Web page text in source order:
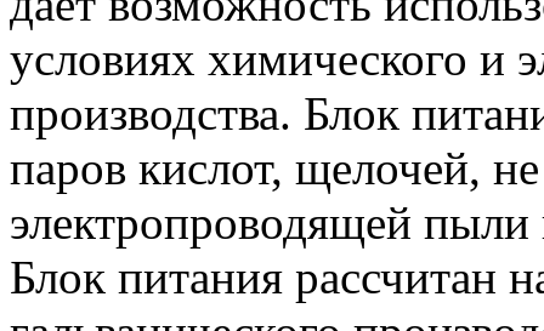
условиях химического и
производства. Блок
паров кислот, щелочей,
электропроводящей пыли
Блок питания рассчитан